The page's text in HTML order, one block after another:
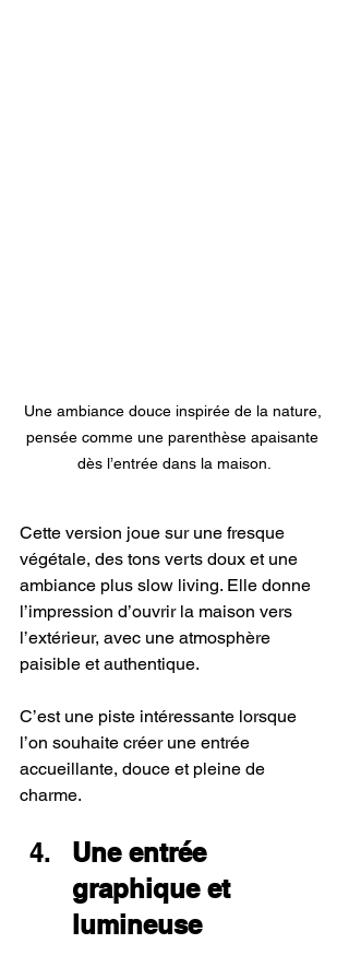
Une ambiance douce inspirée de la nature,
pensée comme une parenthèse apaisante
dès l’entrée dans la maison.
Cette version joue sur une fresque
végétale, des tons verts doux et une
ambiance plus slow living. Elle donne
l’impression d’ouvrir la maison vers
l’extérieur, avec une atmosphère
paisible et authentique.
C’est une piste intéressante lorsque
l’on souhaite créer une entrée
accueillante, douce et pleine de
charme.
Une entrée
graphique et
lumineuse